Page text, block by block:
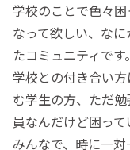
学校のことで色々
なって欲しい、な
たコミュニティです。
学校との付き合い
む学生の方、ただ
員なんだけど困っ
みんなで、時に一